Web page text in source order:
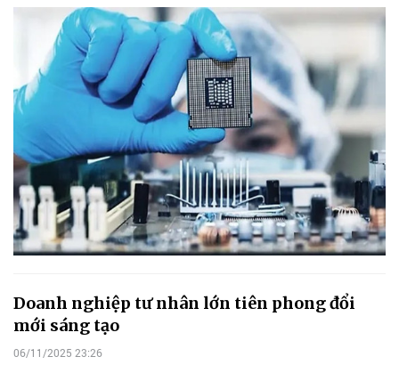
Doanh nghiệp tư nhân lớn tiên phong đổi
mới sáng tạo
06/11/2025 23:26